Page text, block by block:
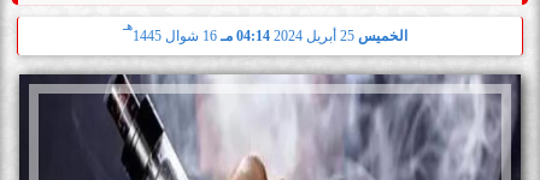
الخميس 04:14 مـ 16 شوال 1445
هـ